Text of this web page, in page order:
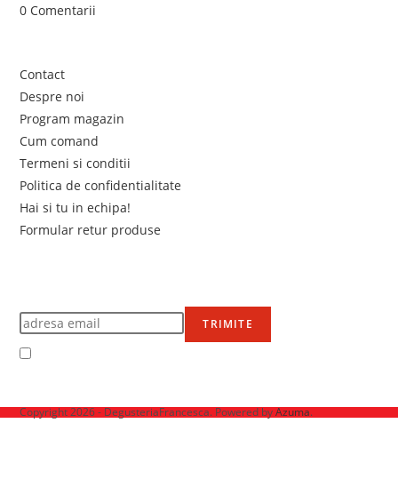
0 Comentarii
Contact
Despre noi
Program magazin
Cum comand
Termeni si conditii
Politica de confidentialitate
Hai si tu in echipa!
Formular retur produse
TRIMITE
Copyright 2026 - DegusteriaFrancesca. Powered byAzuma.